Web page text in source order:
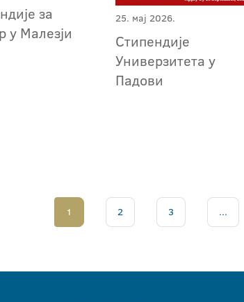
за
у Малезји
25. мај 2026.
Стипендије
Универзитета у
Падови
1 2 3 ...